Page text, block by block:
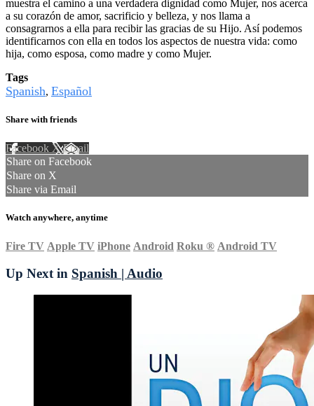
muestra el camino a una verdadera dignidad como Mujer, nos acerca
a su corazón de amor, sacrificio y belleza, y nos llama a
consagrarnos a ella para recibir las gracias de su Hijo. Así podemos
identificarnos con ella en todos los aspectos de nuestra vida: como
hija, como esposa, como madre y como Mujer.
Tags
Spanish, Español
Share with friends
Facebook XEmail
Share on Facebook
Share on X
Share via Email
Watch anywhere, anytime
Fire TV Apple TV iPhone Android Roku ® Android TV
Up Next in Spanish | Audio